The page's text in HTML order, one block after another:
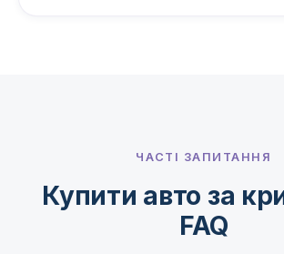
ЧАСТІ ЗАПИТАННЯ
Купити авто за
FAQ